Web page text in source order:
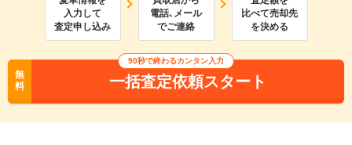
入力して
査定申し込み
電話､メール
でご連絡
比べて売却先
を決める
無
料
90秒で終わるカンタン入力
一括査定依頼スタート